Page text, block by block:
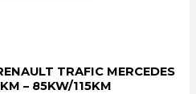
TRAFIC MERCEDES
– 85KW/115KM